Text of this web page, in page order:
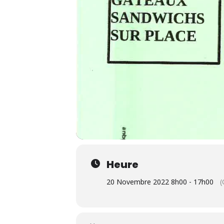
Heure
20 Novembre 2022 8h00 - 17h00